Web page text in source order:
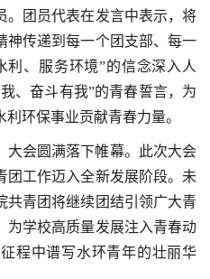
。团员代表在发言中表示，将
神传递到每一个团支部、每一
利、服务环境”的信念深入人
、奋斗有我”的青春誓言，为
环保事业贡献青春力量。
大会圆满落下帷幕。此次大会
团工作迈入全新发展阶段。未
共青团将继续团结引领广大青
为学校高质量发展注入青春动
程中谱写水环青年的壮丽华